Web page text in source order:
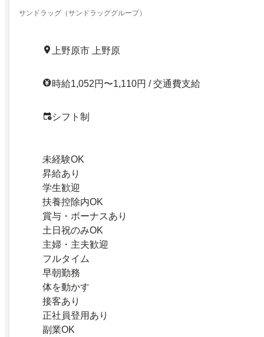
サンドラッグ（サンドラッググループ）
上野原市 上野原
時給1,052円〜1,110円 / 交通費支給
シフト制
未経験OK
昇給あり
学生歓迎
扶養控除内OK
賞与・ボーナスあり
土日祝のみOK
主婦・主夫歓迎
フルタイム
早朝勤務
体を動かす
接客あり
正社員登用あり
副業OK